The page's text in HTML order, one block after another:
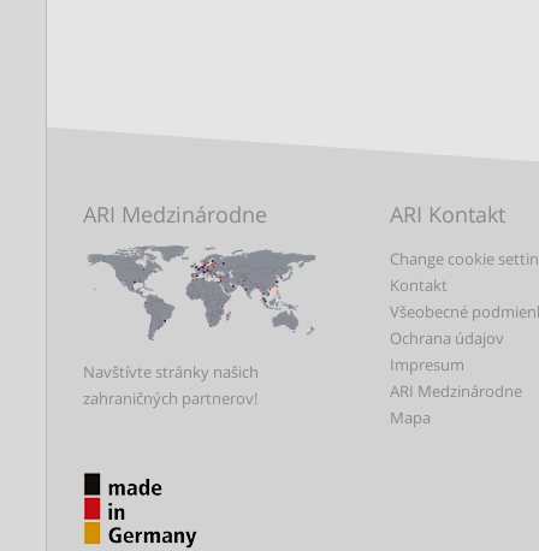
ARI Medzinárodne
Navštívte stránky našich
zahraničných partnerov!
ARI Kontakt
Change cookie
Kontakt
Všeobecné
Ochrana údajov
Impresum
ARI Medzinárodne
Mapa